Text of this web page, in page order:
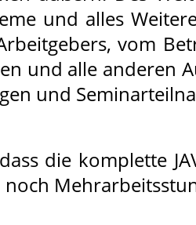
und alles
vom
und alle anderen
und
die komplette